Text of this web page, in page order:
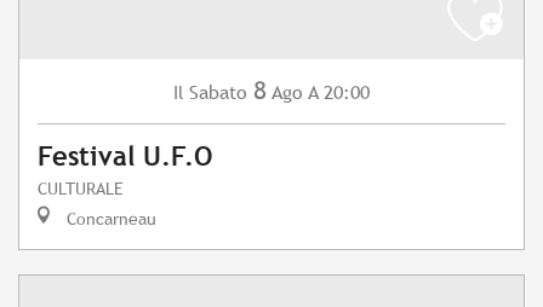
Il Sabato 8 Ago A 20:00
Festival U.F.O
CULTURALE
Concarneau